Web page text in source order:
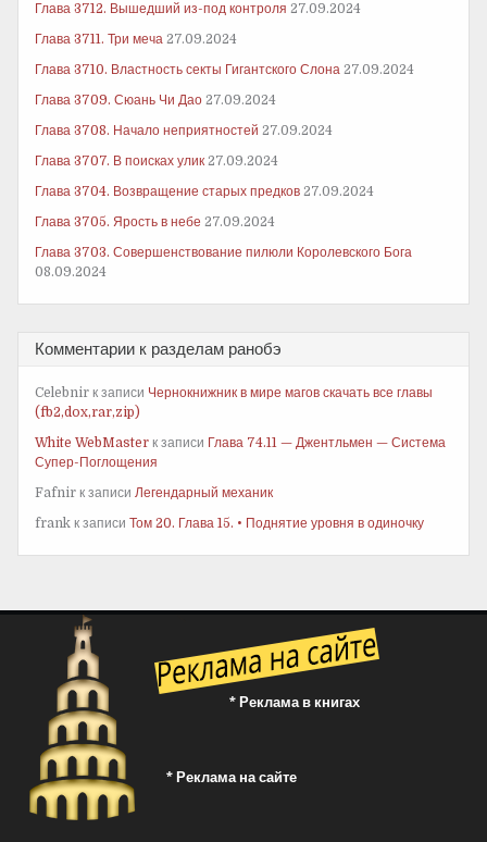
Глава 3712. Вышедший из-под контроля 27.09.2024
Глава 3711. Три меча 27.09.2024
Глава 3710. Властность секты Гигантского Слона 27.09.2024
Глава 3709. Сюань Чи Дао 27.09.2024
Глава 3708. Начало неприятностей 27.09.2024
Глава 3707. В поисках улик 27.09.2024
Глава 3704. Возвращение старых предков 27.09.2024
Глава 3705. Ярость в небе 27.09.2024
Глава 3703. Совершенствование пилюли Королевского Бога
08.09.2024
Комментарии к разделам ранобэ
Celebnir к записи Чернокнижник в мире магов скачать все главы
(fb2,dox,rar,zip)
White WebMaster к записи Глава 74.11 — Джентльмен — Система
Супер-Поглощения
Fafnir к записи Легендарный механик
frank к записи Том 20. Глава 15. • Поднятие уровня в одиночку
* Реклама в книгах
* Реклама на сайте